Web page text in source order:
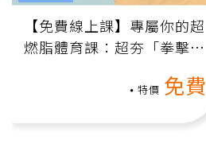
【免費線上課】專屬你的超
燃脂體育課：超夯「拳擊有
特價 免費